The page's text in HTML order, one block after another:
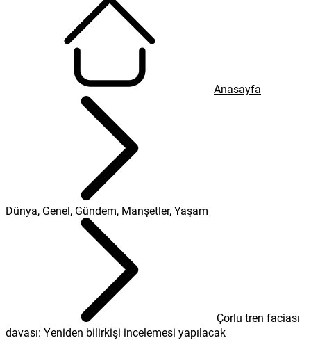
Anasayfa
Dünya, Genel, Gündem, Manşetler,Yaşam
Çorlu tren faciası
davası: Yeniden bilirkişi incelemesi yapılacak